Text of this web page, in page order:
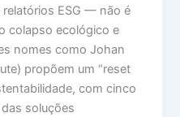
ESG — não é
colapso ecológico e
nomes como Johan
propõem um “reset
com cinco
soluções